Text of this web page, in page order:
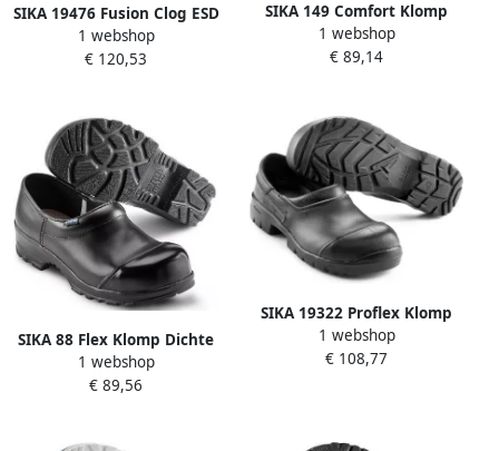
SIKA 19476 Fusion Clog ESD
S2 Zwart
1 webshop
€ 120,53
SIKA 149 Comfort Klomp
Open Hak OB Zwart
16.089.027.46
1 webshop
€ 89,14
SIKA 88 Flex Klomp Dichte
Hak S2 Zwart 16.089.007.42
1 webshop
€ 89,56
SIKA 19322 Proflex Klomp
Dichte Hak S3 Zwart
16.089.011.43
1 webshop
€ 108,77